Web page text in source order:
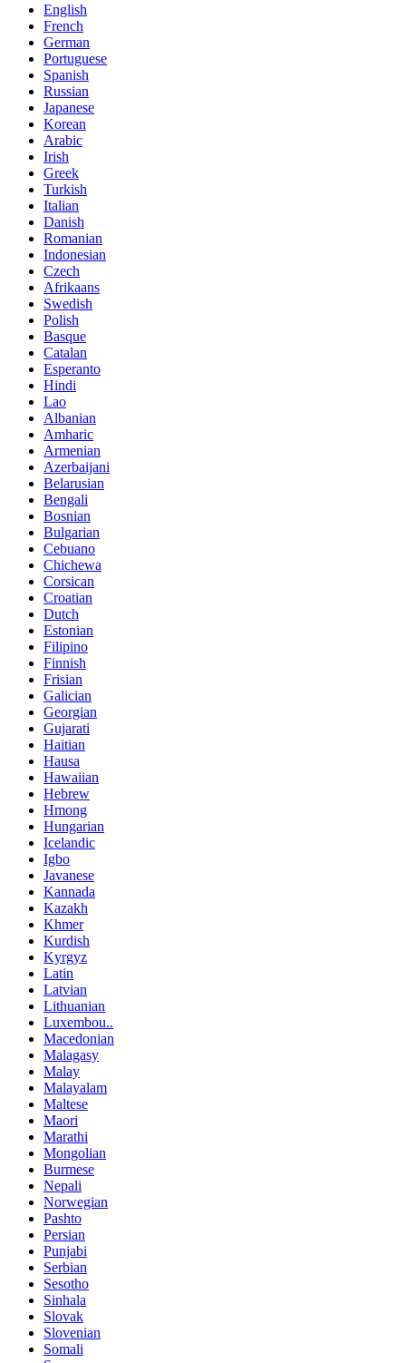
English
French
German
Portuguese
Spanish
Russian
Japanese
Korean
Arabic
Irish
Greek
Turkish
Italian
Danish
Romanian
Indonesian
Czech
Afrikaans
Swedish
Polish
Basque
Catalan
Esperanto
Hindi
Lao
Albanian
Amharic
Armenian
Azerbaijani
Belarusian
Bengali
Bosnian
Bulgarian
Cebuano
Chichewa
Corsican
Croatian
Dutch
Estonian
Filipino
Finnish
Frisian
Galician
Georgian
Gujarati
Haitian
Hausa
Hawaiian
Hebrew
Hmong
Hungarian
Icelandic
Igbo
Javanese
Kannada
Kazakh
Khmer
Kurdish
Kyrgyz
Latin
Latvian
Lithuanian
Luxembou..
Macedonian
Malagasy
Malay
Malayalam
Maltese
Maori
Marathi
Mongolian
Burmese
Nepali
Norwegian
Pashto
Persian
Punjabi
Serbian
Sesotho
Sinhala
Slovak
Slovenian
Somali